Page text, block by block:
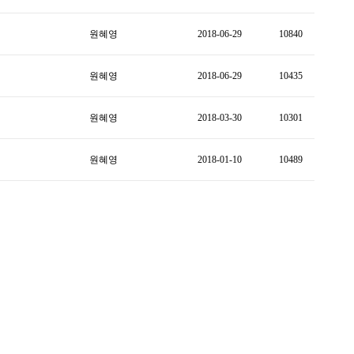
원혜영 2018-06-29 10840
원혜영 2018-06-29 10435
원혜영 2018-03-30 10301
원혜영 2018-01-10 10489